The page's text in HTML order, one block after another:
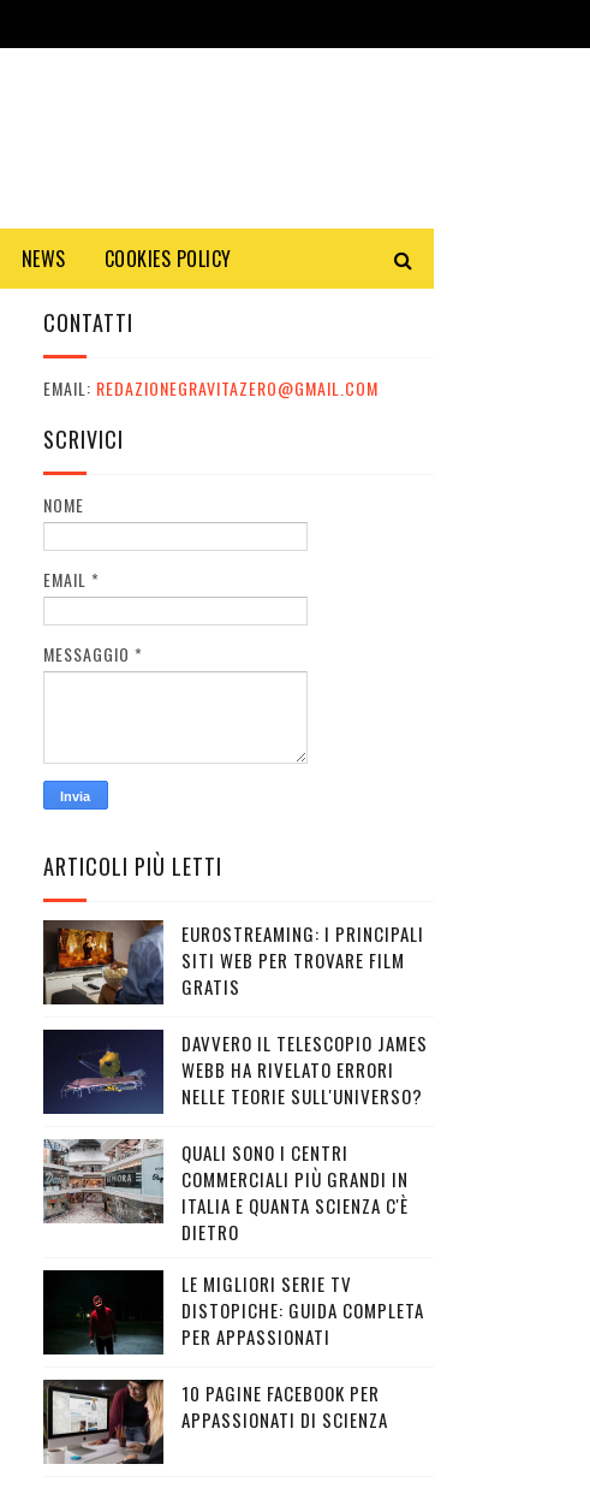
NEWS COOKIES POLICY
CONTATTI
EMAIL: REDAZIONEGRAVITAZERO@GMAIL.COM
SCRIVICI
NOME
EMAIL *
MESSAGGIO *
ARTICOLI PIÙ LETTI
EUROSTREAMING: I PRINCIPALI
SITI WEB PER TROVARE FILM
GRATIS
DAVVERO IL TELESCOPIO JAMES
WEBB HA RIVELATO ERRORI
NELLE TEORIE SULL'UNIVERSO?
QUALI SONO I CENTRI
COMMERCIALI PIÙ GRANDI IN
ITALIA E QUANTA SCIENZA C'È
DIETRO
LE MIGLIORI SERIE TV
DISTOPICHE: GUIDA COMPLETA
PER APPASSIONATI
10 PAGINE FACEBOOK PER
APPASSIONATI DI SCIENZA